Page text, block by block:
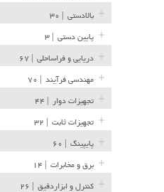
بالادستی
پایین دستی
دریایی و فراساحلی
مهندسی فرآیند
تجهیزات دوار
تجهیزات ثابت
پایپینگ
برق و مخابرات
کنترل و ابزاردقیق